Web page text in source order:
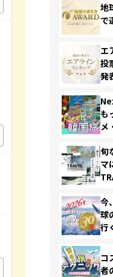
地
で
エ
投
発
も
メ
旬
マ
今
球
行
コ
者